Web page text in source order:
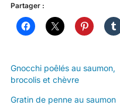
Partager :
Gnocchi poêlés au saumon,
brocolis et chèvre
Gratin de penne au saumon